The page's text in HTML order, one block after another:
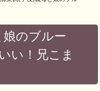
のブルー
い！兄こま